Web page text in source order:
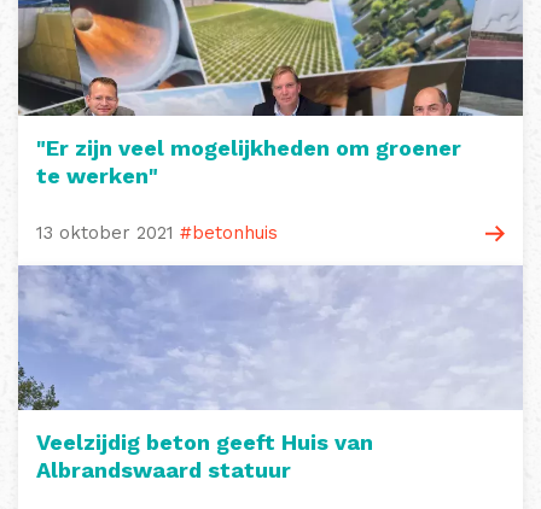
"Er zijn veel mogelijkheden om groener
te werken"
13 oktober 2021 #betonhuis
Veelzijdig beton geeft Huis van
Albrandswaard statuur